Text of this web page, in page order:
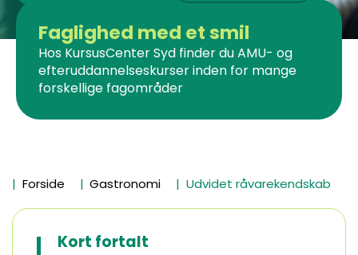
Faglighed med et smil
Hos KursusCenter Syd finder du AMU- og
efteruddannelseskurser inden for mange
forskellige fagområder
Forside Gastronomi Udvidet råvarekendskab
Kort fortalt